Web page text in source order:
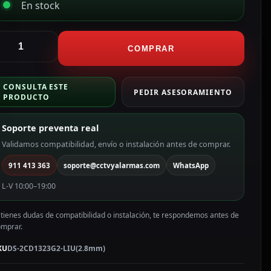
En stock
COMPRAR
CONSULTA ESTE
PRODUCTO
PEDIR ASESORAMIENTO
Soporte preventa real
Validamos compatibilidad, envío o instalación antes de comprar.
911 413 363 soporte@cctvyalarmas.com WhatsApp
L-V 10:00–19:00
dudas de compatibilidad o instalación, te respondemos antes de
DS-2CD1323G2-LIU(2.8mm)